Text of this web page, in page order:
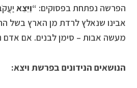
הפרשה נפתחת בפסוקים: “וַיֵּצֵא
אבינו שנאלץ לרדת מן הארץ בשל
מעשה אבות – סימן לבנים. אם אדם
הנושאים הנידונים בפרשת ויצא: